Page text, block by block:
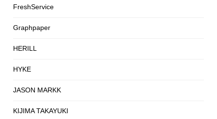
FreshService
Graphpaper
HERILL
HYKE
JASON MARKK
KIJIMA TAKAYUKI